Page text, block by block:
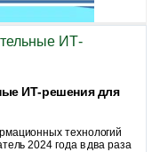
ИТ-решения для
технологий
2024 года в два раза